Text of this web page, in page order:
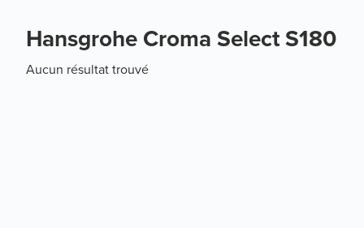
Hansgrohe Croma Select S180
Aucun résultat trouvé